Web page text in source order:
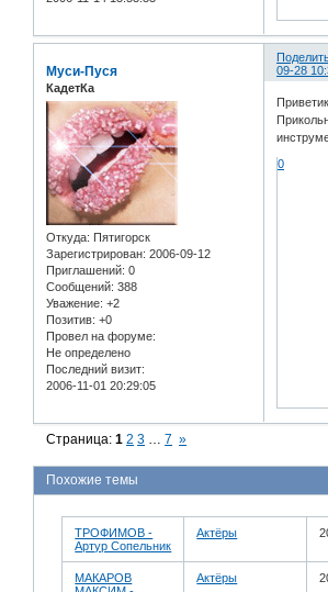
09-28
Муси-Пуся
КадетКа
Откуда: Пятигорск
Зарегистрирован: 2006-09-12
Приглашений: 0
Сообщений: 388
Уважение: +2
Позитив: +0
Провел на форуме:
Не определено
Последний визит:
2006-11-01 20:29:05
0
Страница:1 2 3 7 »
Похожие темы
ТРОФИМОВ -
Артур Сопельник
Актёры
МАКАРОВ
Актёры